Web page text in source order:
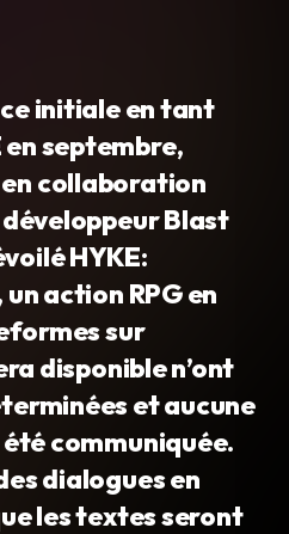
initiale en tant
septembre,
collaboration
Blast
HYKE:
action RPG en
sur
disponible n’ont
et aucune
communiquée.
dialogues en
les textes seront